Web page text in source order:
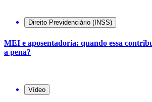
Direito Previdenciário (INSS)
MEI e aposentadoria: quando essa
a pena?
Vídeo